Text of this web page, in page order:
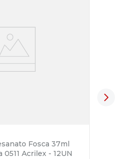
Fosca 37ml
Acrilex - 12UN